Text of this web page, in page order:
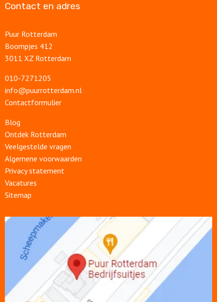
Contact en adres
Puur Rotterdam
Boompjes 412
3011 XZ Rotterdam
010-7271205
info@puurrotterdam.nl
Contactformulier
Blog
Ontdek Rotterdam
Veelgestelde vragen
Algemene voorwaarden
Privacy statement
Vacatures
Sitemap
Open